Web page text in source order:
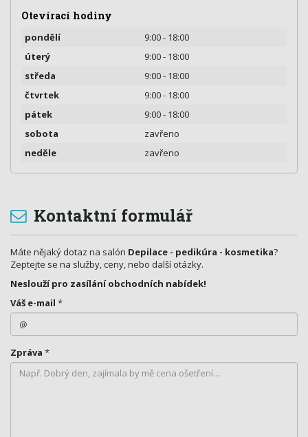
Otevírací hodiny
pondělí
9:00 - 18:00
úterý
9:00 - 18:00
středa
9:00 - 18:00
čtvrtek
9:00 - 18:00
pátek
9:00 - 18:00
sobota
zavřeno
neděle
zavřeno
Kontaktní formulář
Máte nějaký dotaz na salón Depilace - pedikúra - kosmetika?
Zeptejte se na služby, ceny, nebo další otázky.
Neslouží pro zasílání obchodních nabídek!
Váš e-mail *
Zpráva *